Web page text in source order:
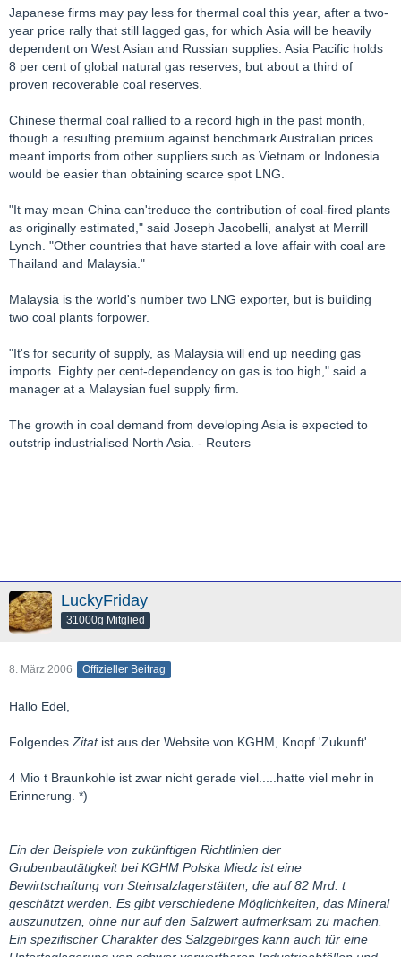
Japanese firms may pay less for thermal coal this year, after a two-
year price rally that still lagged gas, for which Asia will be heavily
dependent on West Asian and Russian supplies. Asia Pacific holds
8 per cent of global natural gas reserves, but about a third of
proven recoverable coal reserves.
Chinese thermal coal rallied to a record high in the past month,
though a resulting premium against benchmark Australian prices
meant imports from other suppliers such as Vietnam or Indonesia
would be easier than obtaining scarce spot LNG.
"It may mean China can'treduce the contribution of coal-fired plants
as originally estimated," said Joseph Jacobelli, analyst at Merrill
Lynch. "Other countries that have started a love affair with coal are
Thailand and Malaysia."
Malaysia is the world's number two LNG exporter, but is building
two coal plants forpower.
"It's for security of supply, as Malaysia will end up needing gas
imports. Eighty per cent-dependency on gas is too high," said a
manager at a Malaysian fuel supply firm.
The growth in coal demand from developing Asia is expected to
outstrip industrialised North Asia. - Reuters
LuckyFriday
31000g Mitglied
8. März 2006 Offizieller Beitrag
Hallo Edel,
Folgendes Zitatist aus der Website von KGHM, Knopf 'Zukunft'.
4 Mio t Braunkohle ist zwar nicht gerade viel.....hatte viel mehr in
Erinnerung. *)
Ein der Beispiele von zukünftigen Richtlinien der
Grubenbautätigkeit bei KGHM Polska Miedz ist eine
Bewirtschaftung von Steinsalzlagerstätten, die auf 82 Mrd. t
geschätzt werden. Es gibt verschiedene Möglichkeiten, das Mineral
auszunutzen, ohne nur auf den Salzwert aufmerksam zu machen.
Ein spezifischer Charakter des Salzgebirges kann auch für eine